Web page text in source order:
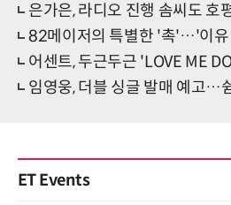
은가은, 라디오 진행 솜씨도 호평
82메이저의 특별한 '촉'…'이유
어센트, 두근두근 'LOVE ME
임영웅, 더블 싱글 발매 예고…
ET Events